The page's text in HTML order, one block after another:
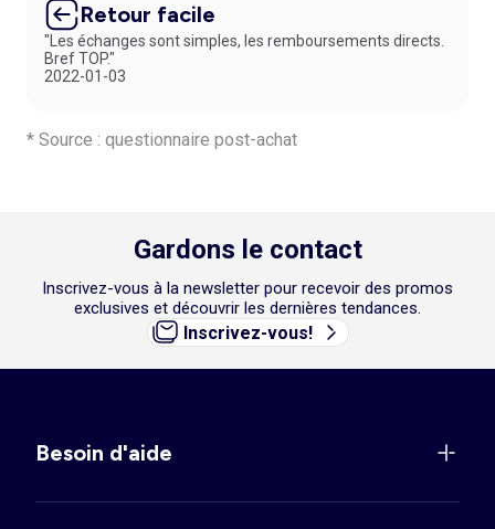
Retour facile
"Les échanges sont simples, les remboursements directs.
Bref TOP."
2022-01-03
* Source : questionnaire post-achat
Gardons le contact
Inscrivez-vous à la newsletter pour recevoir des promos
exclusives et découvrir les dernières tendances.
Inscrivez-vous!
Besoin d'aide